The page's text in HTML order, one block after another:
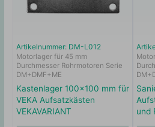
Artikelnummer: DM-L012
Motorlager für 45 mm
Durchmesser Rohrmotoren Serie
DM+DMF+ME
Kastenlager 100×100 mm für
VEKA Aufsatzkästen
VEKAVARIANT
und